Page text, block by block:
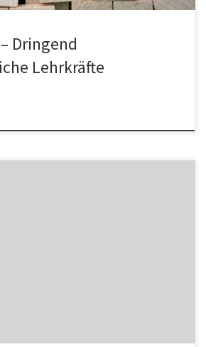
Dringend
Lehrkräfte